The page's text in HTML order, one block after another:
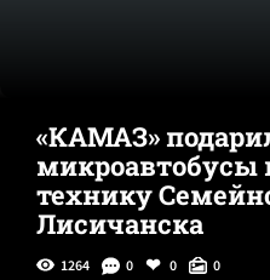
«КАМАЗ»
микроавтобусы
технику
Лисичанска
1264 0 0 0